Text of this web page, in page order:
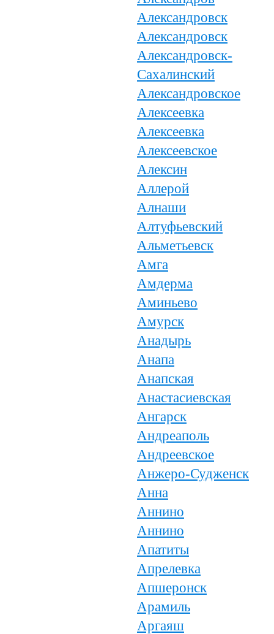
Александровск
Александровск
Александровск-
Сахалинский
Александровское
Алексеевка
Алексеевка
Алексеевское
Алексин
Аллерой
Алнаши
Алтуфьевский
Альметьевск
Амга
Амдерма
Аминьево
Амурск
Анадырь
Анапа
Анапская
Анастасиевская
Ангарск
Андреаполь
Андреевское
Анжеро-Судженск
Анна
Аннино
Аннино
Апатиты
Апрелевка
Апшеронск
Арамиль
Аргаяш